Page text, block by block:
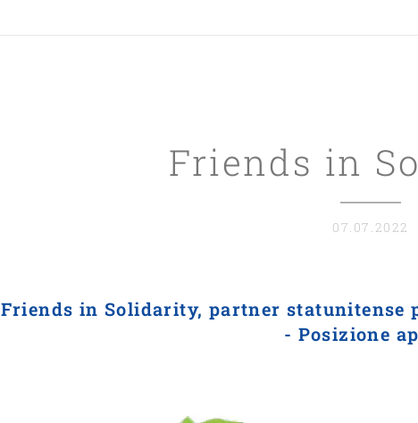
Friends in
07.07.2022
Friends in Solidarity, partner statunitense
- Posizione